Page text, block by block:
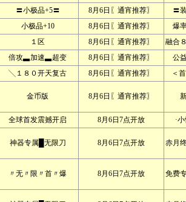
〓小极品+5〓 8月6日〖通宵推荐〗
〓
小极品+10 8月6日〖通宵推荐〗
爆
１区 8月6日〖通宵推荐〗
融合
倍攻▃加速▃超变 8月6日〖通宵推荐〗
公
╲１８０开天复古 8月6日〖通宵推荐〗 ＜
金币版 8月6日〖通宵推荐〗
全球首发震撼开启 8月6日7点开放 ·
神器专属█无限刀 8月6日7点开放 赤月
〃无〃限〃首〃爆 8月6日7点开放 免费